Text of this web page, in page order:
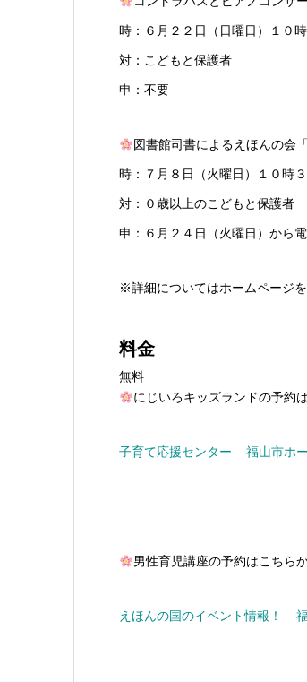
時：６月２２日（日曜日）１０
対：こどもと保護者
申：不要
図書館司書によるえほんの会
時：７月８日（火曜日）１０時
対：０歳以上のこどもと保護者
申：６月２４日（火曜日）から
※詳細についてはホームページ
料金
無料
にじいろキッズランドの予約
子育て応援センター – 福山市ホ
男性育児講座の予約はこちら
えほんの国のイベント情報！ –